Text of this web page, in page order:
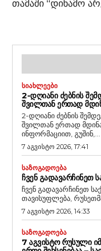
თამაში “დინამო
ᲡᲘᲐᲮᲚᲔᲔᲑᲘ
2-ᲓᲦᲘᲐᲜᲘ ᲫᲔᲑᲜᲘᲡ
ᲨᲕᲘᲚᲗᲐᲜ ᲔᲠᲗᲐᲓ
2-დღიანი ძებნის
შვილთან ერთად
ინფორმაციით, გუშინ,...
7 აგვისტო 2026, 17:41
ᲡᲐᲖᲝᲒᲐᲓᲝᲔᲑᲐ
ᲩᲕᲔᲜ ᲒᲐᲓᲐᲕᲐᲠᲩᲘᲜᲔᲗ
ჩვენ გადავარჩინეთ
თავისუფლება,
7 აგვისტო 2026, 14:33
ᲡᲐᲖᲝᲒᲐᲓᲝᲔᲑᲐ
7 ᲐᲒᲕᲘᲡᲢᲝ ᲠᲣᲡᲣᲚᲘ